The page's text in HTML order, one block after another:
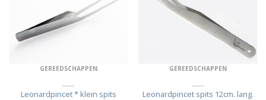
GEREEDSCHAPPEN
Leonardpincet * klein spits
GEREEDSCHAPPEN
Leonardpincet spits 12cm. lang.